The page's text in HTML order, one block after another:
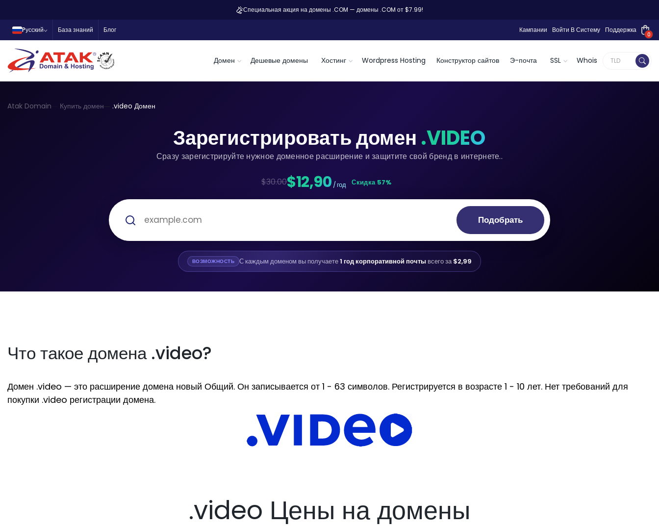
Специальная акция на домены .COM — домены .COM от $7.99!
Pусский База знаний Блог Кампании Войти В Систему Поддержка
0
Домен Дешевые домены Хостинг Wordpress Hosting Конструктор сайтов Э-почта SSL Whois
Atak Domain Купить домен .video Домен
Зарегистрировать домен .VIDEO
Сразу зарегистрируйте нужное доменное расширение и защитите свой бренд в интернете..
$30.00$12,90 / год Скидка 57%
Подобрать
ВОЗМОЖНОСТЬ С каждым доменом вы получаете1 год корпоративной почты всего за$2,99
Что такое домена .video?
Домен .video — это расширение домена новый Общий. Он записывается от 1 - 63 символов. Регистрируется в возрасте 1 - 10 лет. Нет требований для
покупки .video регистрации домена.
.video Цены на домены